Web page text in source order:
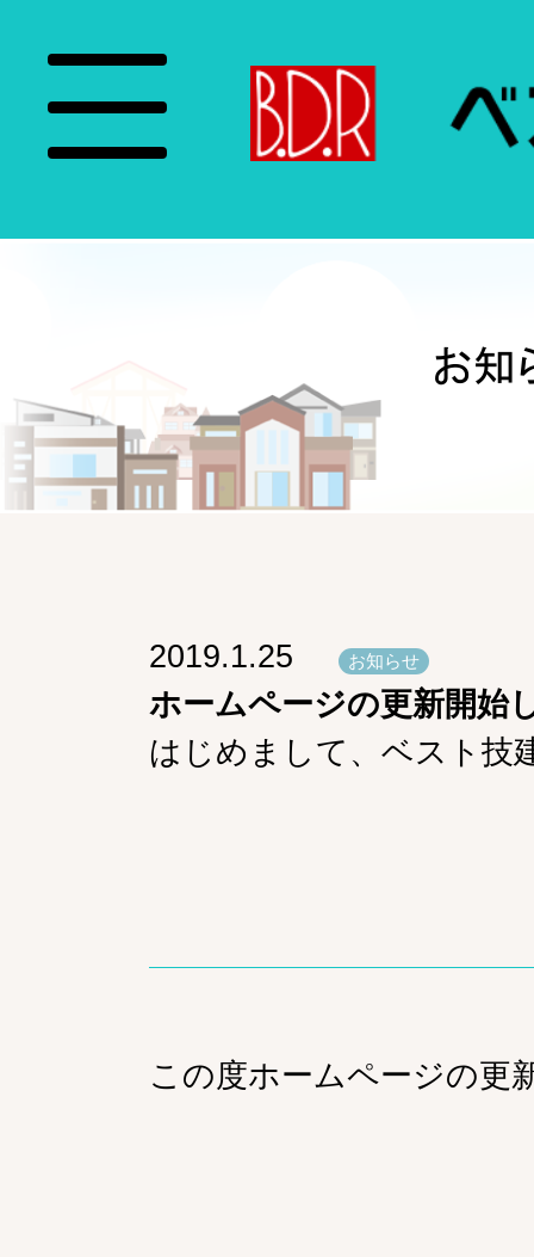
2019.1.25 お知らせ
ホームページの更新開始
はじめまして、ベスト技
この度ホームページの更